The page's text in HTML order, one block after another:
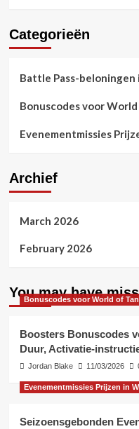
Categorieën
Battle Pass-
Bonuscodes voor
Evenementmissies
Archief
March 2026
February 2026
You may have
Bonuscodes voor World of
Boosters Bonuscodes
Duur, Activatie-
Jordan Blake 11/03/2026
Evenementmissies Prijzen in
Seizoensgebonden